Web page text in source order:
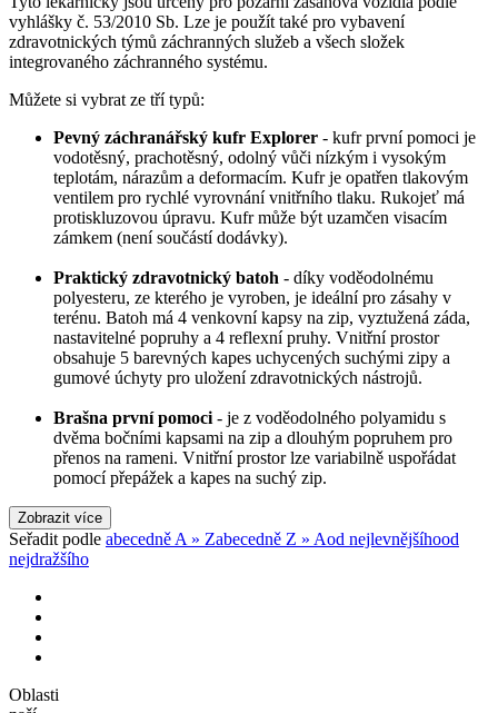
vyhlášky č. 53/2010 Sb. Lze je použít také pro vybavení
zdravotnických týmů záchranných služeb a všech složek
integrovaného záchranného systému.
Můžete si vybrat ze tří typů:
Pevný záchranářský kufr Explorer - kufr první pomoci je
vodotěsný, prachotěsný, odolný vůči nízkým i vysokým
teplotám, nárazům a deformacím. Kufr je opatřen tlakovým
ventilem pro rychlé vyrovnání vnitřního tlaku. Rukojeť má
protiskluzovou úpravu. Kufr může být uzamčen visacím
zámkem (není součástí dodávky).
Praktický zdravotnický batoh - díky voděodolnému
polyesteru, ze kterého je vyroben, je ideální pro zásahy v
terénu. Batoh má 4 venkovní kapsy na zip, vyztužená záda,
nastavitelné popruhy a 4 reflexní pruhy. Vnitřní prostor
obsahuje 5 barevných kapes uchycených suchými zipy a
gumové úchyty pro uložení zdravotnických nástrojů.
Brašna první pomoci - je z voděodolného polyamidu s
dvěma bočními kapsami na zip a dlouhým popruhem pro
přenos na rameni. Vnitřní prostor lze variabilně uspořádat
pomocí přepážek a kapes na suchý zip.
Zobrazit více
Seřadit podle abecedně A » Zabecedně Z » Aod nejlevnějšíhood
nejdražšího
Oblasti